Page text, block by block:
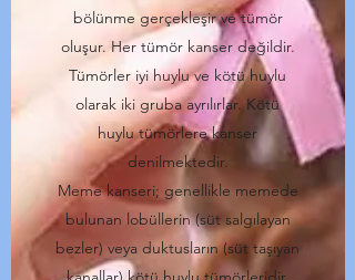
bölünme gerçekleşir ve tümör
oluşur. Her tümör kanser değildir.
Tümörler iyi huylu ve kötü huylu
olarak iki gruba ayrılırlar. Kötü
huylu tümörlere kanser
denilmektedir.
Meme kanseri; genellikle memede
bulunan lobüllerin (süt salgılayan
bezler) veya duktusların (süt taşıyan